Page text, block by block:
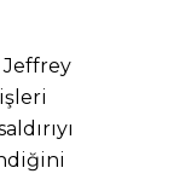
Jeffrey